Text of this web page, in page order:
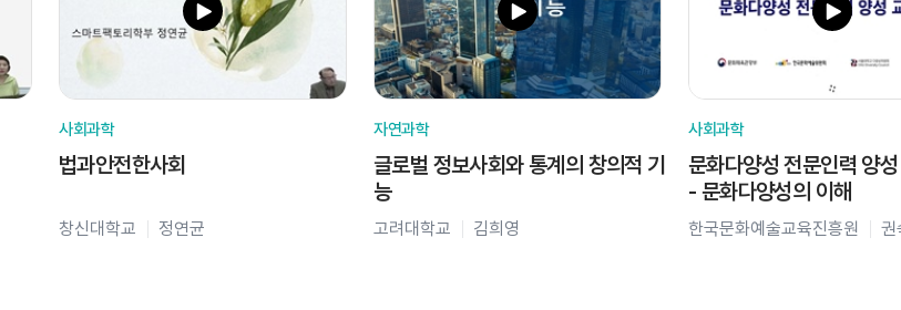
사회과학
법과안전한사회
창신대학교 정연균
자연과학
글로벌 정보사회와 통계의 창의적 기
능
고려대학교 김희영
사회과학
문화다양성 전문인력 양
- 문화다양성의 이해
한국문화예술교육진흥원 권